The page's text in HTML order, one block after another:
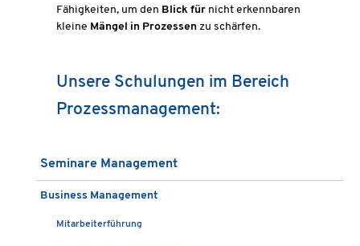
Fähigkeiten, um den Blick für nicht erkennbaren
kleine Mängel in Prozessen zu schärfen.
Unsere Schulungen im Bereich
Prozessmanagement:
Seminare Management
Business Management
Mitarbeiterführung